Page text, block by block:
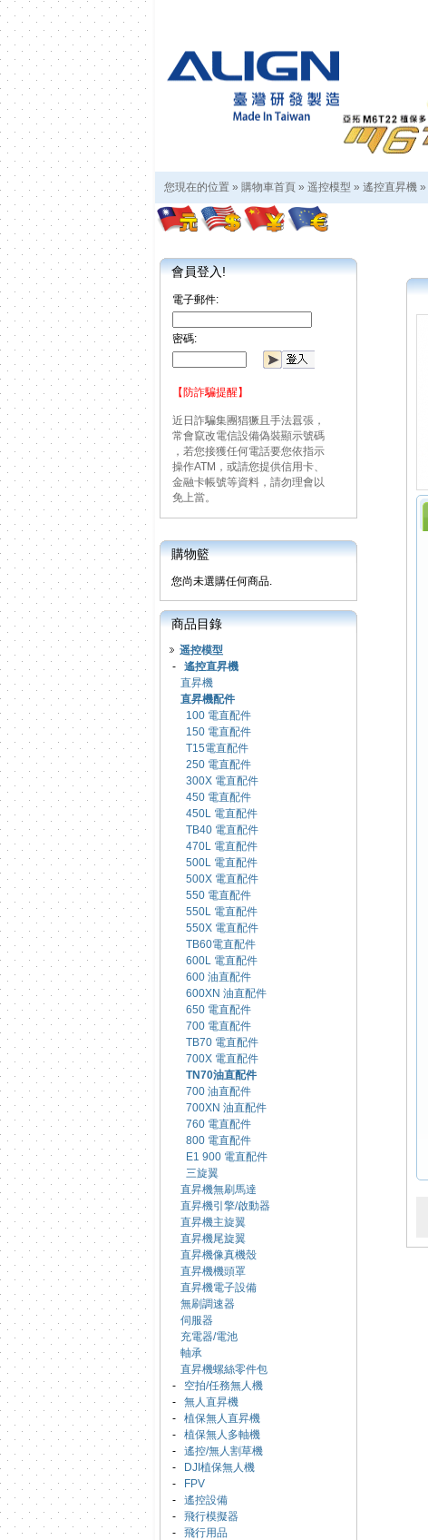
您現在的位置 » 購物車首頁 » 遥控模型 » 遙控直昇機 »
會員登入!
電子郵件:
密碼:
【防詐騙提醒】
近日詐騙集團猖獗且手法囂張，
常會竄改電信設備偽裝顯示號碼
，若您接獲任何電話要您依指示
操作ATM，或請您提供信用卡、
金融卡帳號等資料，請勿理會以
免上當。
購物籃
您尚未選購任何商品.
商品目錄
遥控模型
- 遙控直昇機
直昇機
直昇機配件
100 電直配件
150 電直配件
T15電直配件
250 電直配件
300X 電直配件
450 電直配件
450L 電直配件
TB40 電直配件
470L 電直配件
500L 電直配件
500X 電直配件
550 電直配件
550L 電直配件
550X 電直配件
TB60電直配件
600L 電直配件
600 油直配件
600XN 油直配件
650 電直配件
700 電直配件
TB70 電直配件
700X 電直配件
TN70油直配件
700 油直配件
700XN 油直配件
760 電直配件
800 電直配件
E1 900 電直配件
三旋翼
直昇機無刷馬達
直昇機引擎/啟動器
直昇機主旋翼
直昇機尾旋翼
直昇機像真機殼
直昇機機頭罩
直昇機電子設備
無刷調速器
伺服器
充電器/電池
軸承
直昇機螺絲零件包
- 空拍/任務無人機
- 無人直昇機
- 植保無人直昇機
- 植保無人多軸機
- 遙控/無人割草機
-
DJI植保無人機
-
FPV
- 遙控設備
- 飛行模擬器
- 飛行用品